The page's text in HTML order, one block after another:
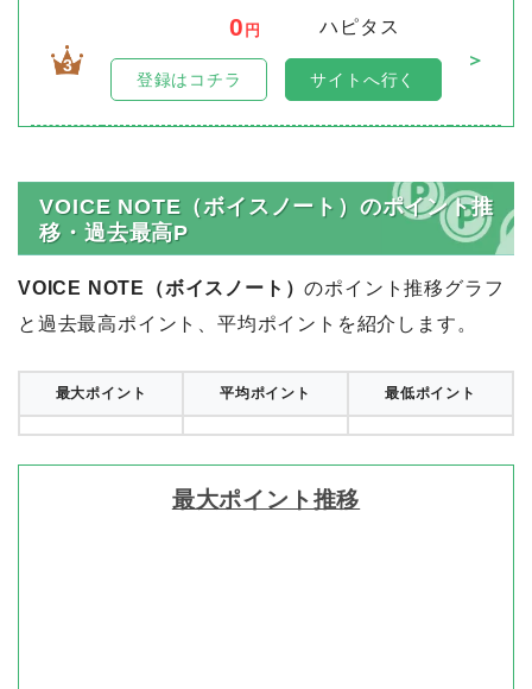
3
0 円
ハピタス
＞
登録はコチラ サイトへ行く
VOICE NOTE（ボイスノート）のポイント推
移・過去最高P
VOICE NOTE（ボイスノート）のポイント推移グラフ
と過去最高ポイント、平均ポイントを紹介します。
最大ポイント 平均ポイント 最低ポイント
最大ポイント推移